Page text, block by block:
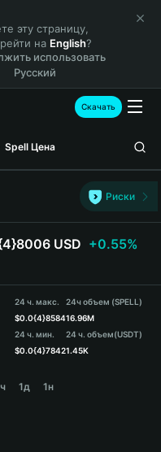
эту страницу,
на English?
использовать
Русский
Скачать
Spell Цена
Риски
USD +0.55%
24 ч. макс.
$0.0{4}8584
24 ч. мин.
$0.0{4}7842
24ч объем (SPELL)
16.96M
24 ч. объем(USDT)
1.45K
1д 1н